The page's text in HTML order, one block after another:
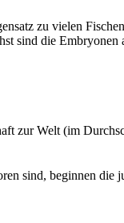
zu vielen
sind die
zur Welt (im
sind, beginnen